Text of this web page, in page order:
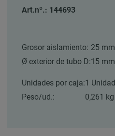
Art.nº.: 144693
Grosor aislamiento: 25 mm
Ø exterior de tubo D:15 mm
Unidades por caja:1 Unidad
Peso/ud.:
0,261 kg